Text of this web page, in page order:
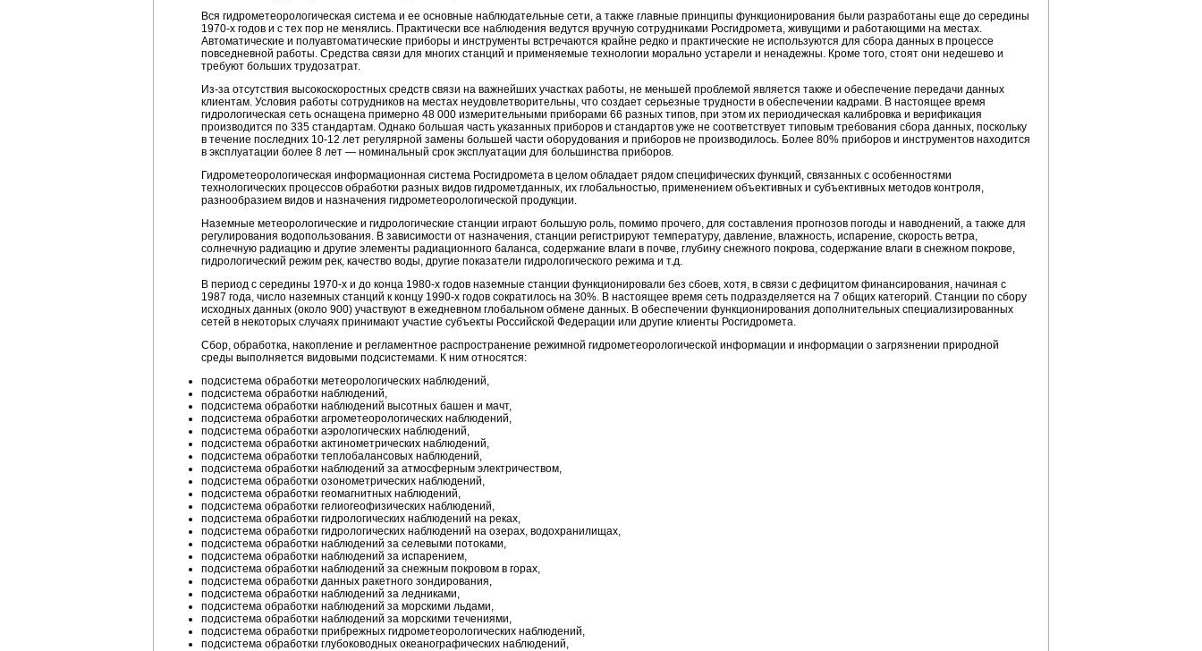
Вся гидрометеорологическая система и ее основные наблюдательные сети, а также главные принципы функционирования были разработаны еще до середины
1970-х годов и с тех пор не менялись. Практически все наблюдения ведутся вручную сотрудниками Росгидромета, живущими и работающими на местах.
Автоматические и полуавтоматические приборы и инструменты встречаются крайне редко и практические не используются для сбора данных в процессе
повседневной работы. Средства связи для многих станций и применяемые технологии морально устарели и ненадежны. Кроме того, стоят они недешево и
требуют больших трудозатрат.
Из-за отсутствия высокоскоростных средств связи на важнейших участках работы, не меньшей проблемой является также и обеспечение передачи данных
клиентам. Условия работы сотрудников на местах неудовлетворительны, что создает серьезные трудности в обеспечении кадрами. В настоящее время
гидрологическая сеть оснащена примерно 48 000 измерительными приборами 66 разных типов, при этом их периодическая калибровка и верификация
производится по 335 стандартам. Однако большая часть указанных приборов и стандартов уже не соответствует типовым требования сбора данных, поскольку
в течение последних 10-12 лет регулярной замены большей части оборудования и приборов не производилось. Более 80% приборов и инструментов находится
в эксплуатации более 8 лет — номинальный срок эксплуатации для большинства приборов.
Гидрометеорологическая информационная система Росгидромета в целом обладает рядом специфических функций, связанных с особенностями
технологических процессов обработки разных видов гидрометданных, их глобальностью, применением объективных и субъективных методов контроля,
разнообразием видов и назначения гидрометеорологической продукции.
Наземные метеорологические и гидрологические станции играют большую роль, помимо прочего, для составления прогнозов погоды и наводнений, а также для
регулирования водопользования. В зависимости от назначения, станции регистрируют температуру, давление, влажность, испарение, скорость ветра,
солнечную радиацию и другие элементы радиационного баланса, содержание влаги в почве, глубину снежного покрова, содержание влаги в снежном покрове,
гидрологический режим рек, качество воды, другие показатели гидрологического режима и т.д.
В период с середины 1970-х и до конца 1980-х годов наземные станции функционировали без сбоев, хотя, в связи с дефицитом финансирования, начиная с
1987 года, число наземных станций к концу 1990-х годов сократилось на 30%. В настоящее время сеть подразделяется на 7 общих категорий. Станции по сбору
исходных данных (около 900) участвуют в ежедневном глобальном обмене данных. В обеспечении функционирования дополнительных специализированных
сетей в некоторых случаях принимают участие субъекты Российской Федерации или другие клиенты Росгидромета.
Сбор, обработка, накопление и регламентное распространение режимной гидрометеорологической информации и информации о загрязнении природной
среды выполняется видовыми подсистемами. К ним относятся:
подсистема обработки метеорологических наблюдений,
подсистема обработки наблюдений,
подсистема обработки наблюдений высотных башен и мачт,
подсистема обработки агрометеорологических наблюдений,
подсистема обработки аэрологических наблюдений,
подсистема обработки актинометрических наблюдений,
подсистема обработки теплобалансовых наблюдений,
подсистема обработки наблюдений за атмосферным электричеством,
подсистема обработки озонометрических наблюдений,
подсистема обработки геомагнитных наблюдений,
подсистема обработки гелиогеофизических наблюдений,
подсистема обработки гидрологических наблюдений на реках,
подсистема обработки гидрологических наблюдений на озерах, водохранилищах,
подсистема обработки наблюдений за селевыми потоками,
подсистема обработки наблюдений за испарением,
подсистема обработки наблюдений за снежным покровом в горах,
подсистема обработки данных ракетного зондирования,
подсистема обработки наблюдений за ледниками,
подсистема обработки наблюдений за морскими льдами,
подсистема обработки наблюдений за морскими течениями,
подсистема обработки прибрежных гидрометеорологических наблюдений,
подсистема обработки глубоководных океанографических наблюдений,